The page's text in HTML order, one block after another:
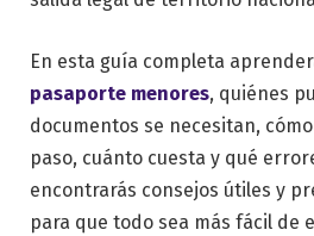
En esta guía completa
pasaporte menores, quiénes
documentos se necesitan,
paso, cuánto cuesta y qué
encontrarás consejos útiles y
para que todo sea más fácil de